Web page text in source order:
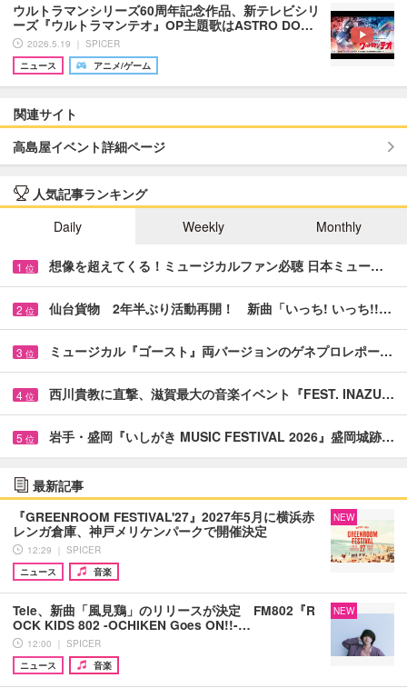
ウルトラマンシリーズ60周年記念作品、新テレビシリ
ーズ『ウルトラマンテオ』OP主題歌はASTRO DO…
2026.5.19 ｜ SPICER
ニュース
アニメ/ゲーム
関連サイト
高島屋イベント詳細ページ
人気記事ランキング
Daily
Weekly Monthly
1 位 想像を超えてくる！ミュージカルファン必聴 日本ミュー…
2 位 仙台貨物 2年半ぶり活動再開！ 新曲「いっち! いっち!!…
3 位 ミュージカル『ゴースト』両バージョンのゲネプロレポー…
4 位 西川貴教に直撃、滋賀最大の音楽イベント『FEST. INAZU…
5 位 岩手・盛岡『いしがき MUSIC FESTIVAL 2026』盛岡城跡…
最新記事
『GREENROOM FESTIVAL'27』2027年5月に横浜赤
レンガ倉庫、神戸メリケンパークで開催決定
12:29 ｜ SPICER
ニュース
音楽
NEW
Tele、新曲「風見鶏」のリリースが決定 FM802『R
OCK KIDS 802 -OCHIKEN Goes ON!!-…
12:00 ｜ SPICER
ニュース
音楽
NEW